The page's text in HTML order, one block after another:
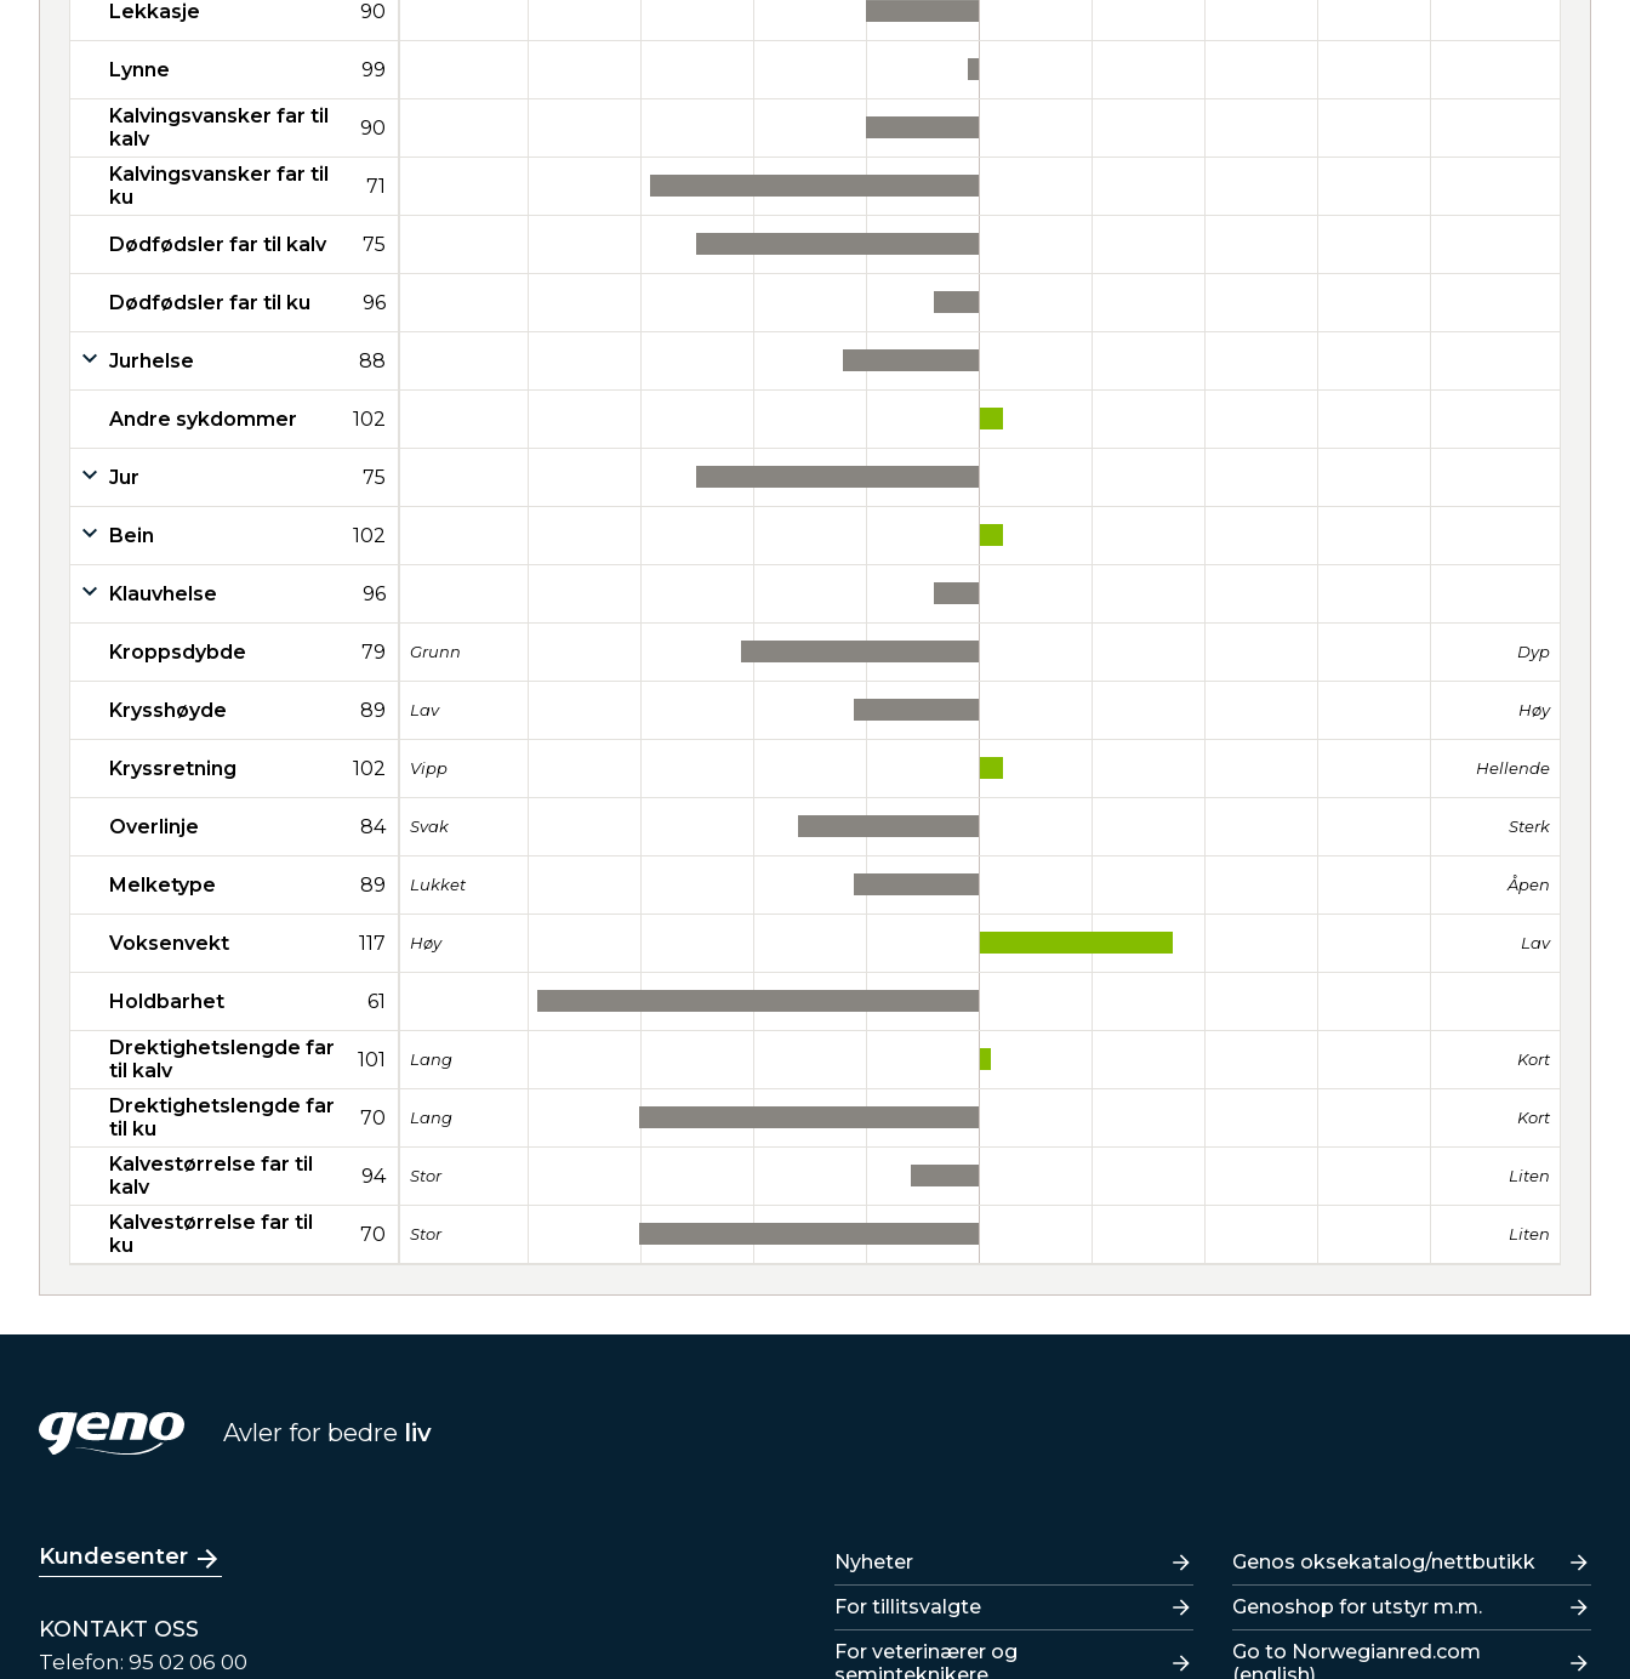
Lekkasje 90
Lynne 99
Kalvingsvansker far til
kalv
90
Kalvingsvansker far til
ku
71
Dødfødsler far til kalv 75
Dødfødsler far til ku 96
Jurhelse 88
Andre sykdommer 102
Jur 75
Bein 102
Klauvhelse 96
Kroppsdybde 79 Grunn Dyp
Krysshøyde 89 Lav Høy
Kryssretning 102 Vipp Hellende
Overlinje 84 Svak Sterk
Melketype 89 Lukket Åpen
Voksenvekt 117 Høy Lav
Holdbarhet 61
Drektighetslengde far
til kalv
101 Lang Kort
Drektighetslengde far
til ku
70 Lang Kort
Kalvestørrelse far til
kalv
94 Stor Liten
Kalvestørrelse far til
ku
70 Stor Liten
Avler for bedre liv
Kundesenter
KONTAKT OSS
Telefon: 95 02 06 00
Lenker
Nyheter
For tillitsvalgte
For veterinærer og
seminteknikere
Lenker
Genos oksekatalog/nettbutikk
Genoshop for utstyr m.m.
Go to Norwegianred.com
(english)